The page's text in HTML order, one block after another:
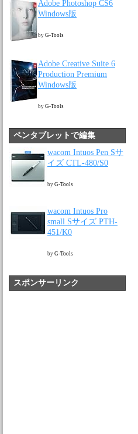
Adobe Photoshop CS6
Windows版
by G-Tools
Adobe Creative Suite 6
Production Premium
Windows版
by G-Tools
ペンタブレットで編集
wacom Intuos Pen Sサ
イズ CTL-480/S0
by G-Tools
wacom Intuos Pro
small Sサイズ PTH-
451/K0
by G-Tools
スポンサーリンク